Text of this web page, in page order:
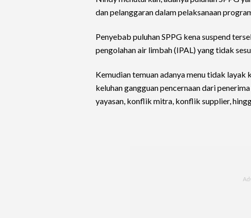
dan pelanggaran dalam pelaksanaan
Penyebab puluhan SPPG kena suspend
pengolahan air limbah (IPAL) yang tidak
Kemudian temuan adanya menu tidak
keluhan gangguan pencernaan dari
yayasan, konflik mitra, konflik supplier,